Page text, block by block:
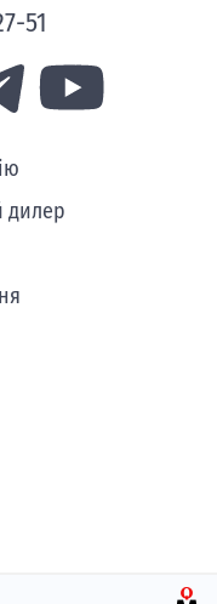
51
дилер